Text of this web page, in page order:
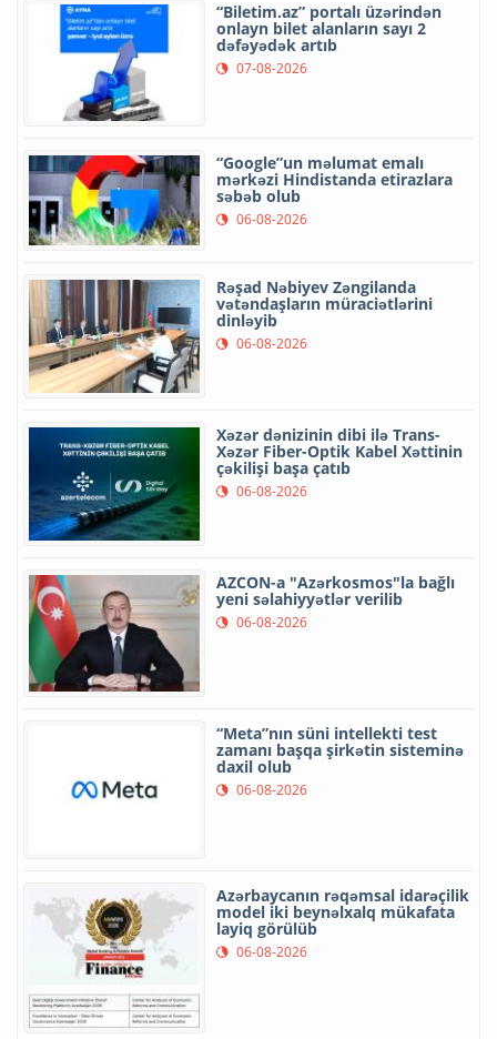
“Biletim.az” portalı üzərindən
onlayn bilet alanların sayı 2
dəfəyədək artıb
07-08-2026
“Google”un məlumat emalı
mərkəzi Hindistanda etirazlara
səbəb olub
06-08-2026
Rəşad Nəbiyev Zəngilanda
vətəndaşların müraciətlərini
dinləyib
06-08-2026
Xəzər dənizinin dibi ilə Trans-
Xəzər Fiber-Optik Kabel Xəttinin
çəkilişi başa çatıb
06-08-2026
AZCON-a "Azərkosmos"la bağlı
yeni səlahiyyətlər verilib
06-08-2026
“Meta”nın süni intellekti test
zamanı başqa şirkətin sisteminə
daxil olub
06-08-2026
Azərbaycanın rəqəmsal idarəçilik
model iki beynəlxalq mükafata
layiq görülüb
06-08-2026